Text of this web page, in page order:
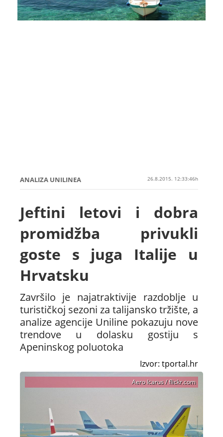
ANALIZA UNILINEA 26.8.2015. 12:33:46h
Jeftini letovi i dobra
promidžba privukli
goste s juga Italije u
Hrvatsku
Završilo je najatraktivije razdoblje u
turističkoj sezoni za talijansko tržište, a
analize agencije Uniline pokazuju nove
trendove u dolasku gostiju s
Apeninskog poluotoka
Izvor: tportal.hr
Aero Icarus / flickr.com